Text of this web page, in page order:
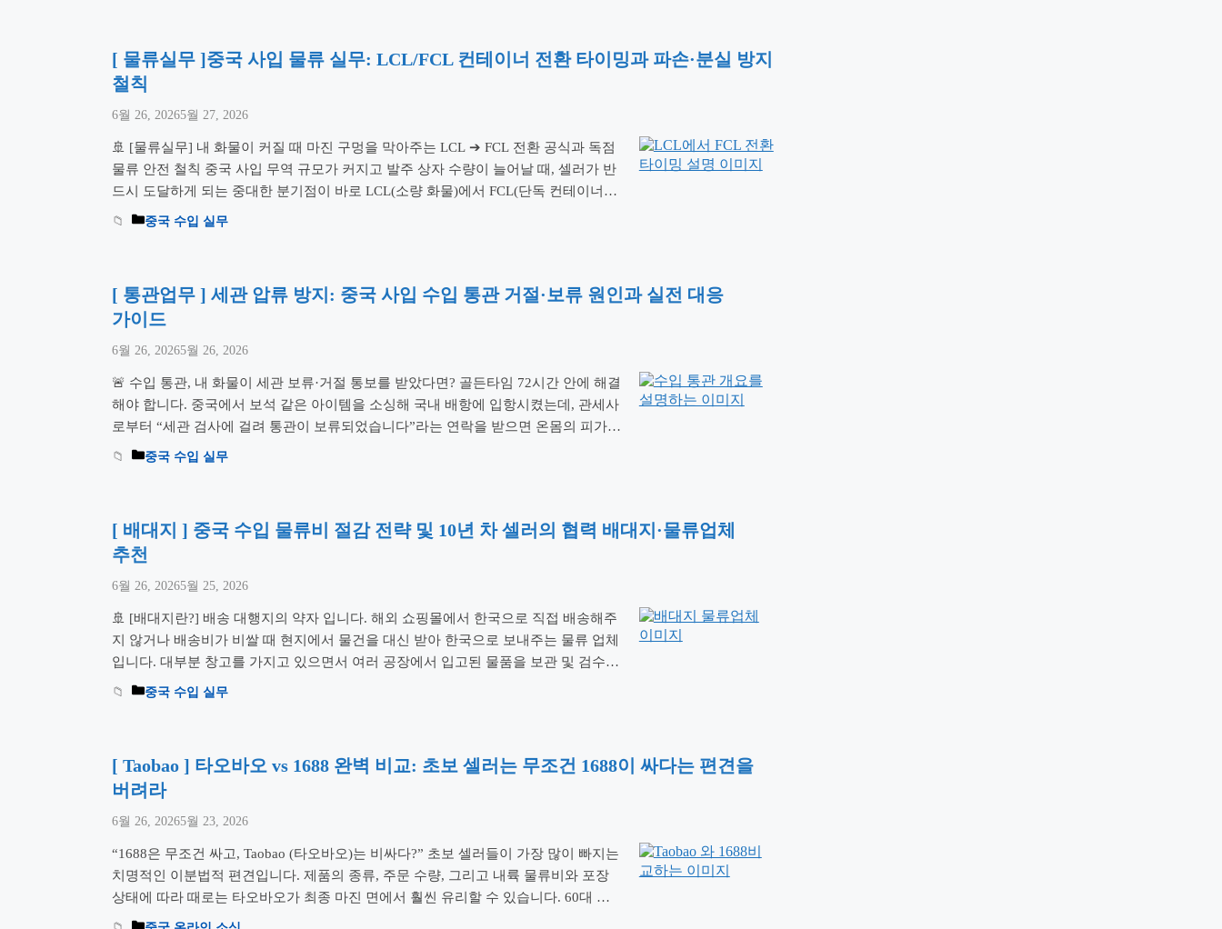
[ 물류실무 ]중국 사입 물류 실무: LCL/FCL 컨테이너 전환 타이밍과 파손·분실 방지
철칙
6월 26, 20265월 27, 2026
🚢 [물류실무] 내 화물이 커질 때 마진 구멍을 막아주는 LCL ➔ FCL 전환 공식과 독점
물류 안전 철칙 중국 사입 무역 규모가 커지고 발주 상자 수량이 늘어날 때, 셀러가 반
드시 도달하게 되는 중대한 분기점이 바로 LCL(소량 화물)에서 FCL(단독 컨테이너)
로의 전환 타이밍입니다. 막연하게 “물량이 많아졌으니 컨테이너 하나 빌려야지” 했
중국 수입 실무
[ 통관업무 ] 세관 압류 방지: 중국 사입 수입 통관 거절·보류 원인과 실전 대응
가이드
6월 26, 20265월 26, 2026
🚨 수입 통관, 내 화물이 세관 보류·거절 통보를 받았다면? 골든타임 72시간 안에 해결
해야 합니다. 중국에서 보석 같은 아이템을 소싱해 국내 배항에 입항시켰는데, 관세사
로부터 “세관 검사에 걸려 통관이 보류되었습니다”라는 연락을 받으면 온몸의 피가
차갑게 식는 기분이 듭니다. 올바른 행정 절차를 모른 채 시간을 허비하면 보류가 거
중국 수입 실무
[ 배대지 ] 중국 수입 물류비 절감 전략 및 10년 차 셀러의 협력 배대지·물류업체
추천
6월 26, 20265월 25, 2026
🚢 [배대지란?] 배송 대행지의 약자 입니다. 해외 쇼핑몰에서 한국으로 직접 배송해주
지 않거나 배송비가 비쌀 때 현지에서 물건을 대신 받아 한국으로 보내주는 물류 업체
입니다. 대부분 창고를 가지고 있으면서 여러 공장에서 입고된 물품을 보관 및 검수,
재 포장 등의 업무를 하고 있습니다. 직접 물류 업무까지 하는 곳도 있지만 상품을 인
중국 수입 실무
[ Taobao ] 타오바오 vs 1688 완벽 비교: 초보 셀러는 무조건 1688이 싸다는 편견을
버려라
6월 26, 20265월 23, 2026
“1688은 무조건 싸고, Taobao (타오바오)는 비싸다?” 초보 셀러들이 가장 많이 빠지는
치명적인 이분법적 편견입니다. 제품의 종류, 주문 수량, 그리고 내륙 물류비와 포장
상태에 따라 때로는 타오바오가 최종 마진 면에서 훨씬 유리할 수 있습니다. 60대 베
테랑 사업가의 눈으로 두 플랫폼의 숨겨진 단가 진실을 낱낱이 파헤쳐 드립니다. 중국